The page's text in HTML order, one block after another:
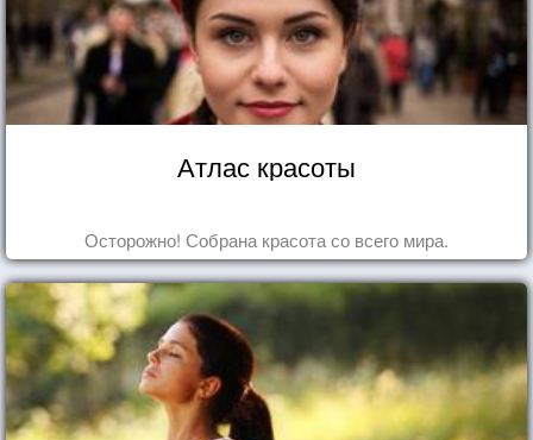
Атлас красоты
Осторожно! Собрана красота со всего мира.